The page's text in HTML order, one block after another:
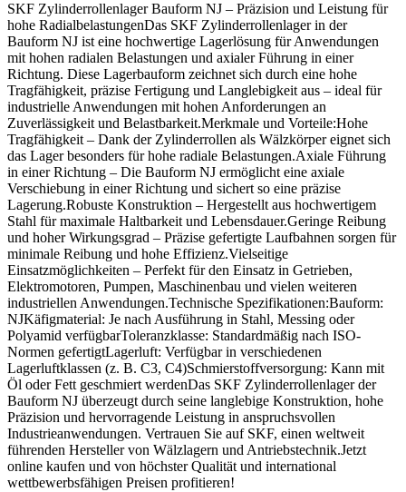
SKF Zylinderrollenlager Bauform NJ – Präzision und Leistung für
hohe RadialbelastungenDas SKF Zylinderrollenlager in der
Bauform NJ ist eine hochwertige Lagerlösung für Anwendungen
mit hohen radialen Belastungen und axialer Führung in einer
Richtung. Diese Lagerbauform zeichnet sich durch eine hohe
Tragfähigkeit, präzise Fertigung und Langlebigkeit aus – ideal für
industrielle Anwendungen mit hohen Anforderungen an
Zuverlässigkeit und Belastbarkeit.Merkmale und Vorteile:Hohe
Tragfähigkeit – Dank der Zylinderrollen als Wälzkörper eignet sich
das Lager besonders für hohe radiale Belastungen.Axiale Führung
in einer Richtung – Die Bauform NJ ermöglicht eine axiale
Verschiebung in einer Richtung und sichert so eine präzise
Lagerung.Robuste Konstruktion – Hergestellt aus hochwertigem
Stahl für maximale Haltbarkeit und Lebensdauer.Geringe Reibung
und hoher Wirkungsgrad – Präzise gefertigte Laufbahnen sorgen für
minimale Reibung und hohe Effizienz.Vielseitige
Einsatzmöglichkeiten – Perfekt für den Einsatz in Getrieben,
Elektromotoren, Pumpen, Maschinenbau und vielen weiteren
industriellen Anwendungen.Technische Spezifikationen:Bauform:
NJKäfigmaterial: Je nach Ausführung in Stahl, Messing oder
Polyamid verfügbarToleranzklasse: Standardmäßig nach ISO-
Normen gefertigtLagerluft: Verfügbar in verschiedenen
Lagerluftklassen (z. B. C3, C4)Schmierstoffversorgung: Kann mit
Öl oder Fett geschmiert werdenDas SKF Zylinderrollenlager der
Bauform NJ überzeugt durch seine langlebige Konstruktion, hohe
Präzision und hervorragende Leistung in anspruchsvollen
Industrieanwendungen. Vertrauen Sie auf SKF, einen weltweit
führenden Hersteller von Wälzlagern und Antriebstechnik.Jetzt
online kaufen und von höchster Qualität und international
wettbewerbsfähigen Preisen profitieren!